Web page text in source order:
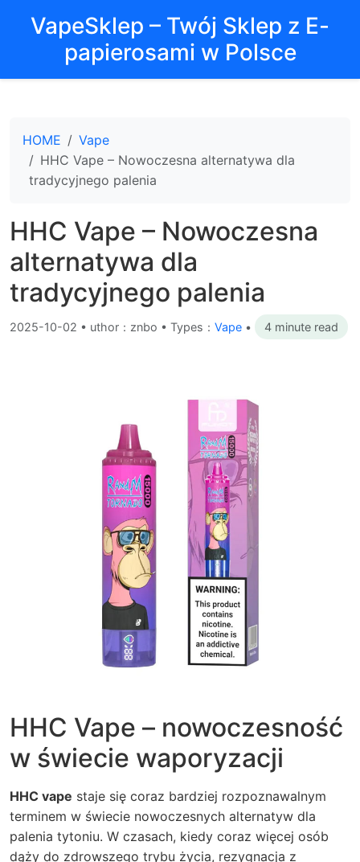
VapeSklep – Twój Sklep z E-
papierosami w Polsce
HOME
Vape
HHC Vape – Nowoczesna alternatywa dla
tradycyjnego palenia
HHC Vape – Nowoczesna
alternatywa dla
tradycyjnego palenia
2025-10-02 • uthor：znbo • Types： Vape • 4 minute read
HHC Vape – nowoczesność
w świecie waporyzacji
HHC vape staje się coraz bardziej rozpoznawalnym
terminem w świecie nowoczesnych alternatyw dla
palenia tytoniu. W czasach, kiedy coraz więcej osób
dąży do zdrowszego trybu życia, rezygnacja z